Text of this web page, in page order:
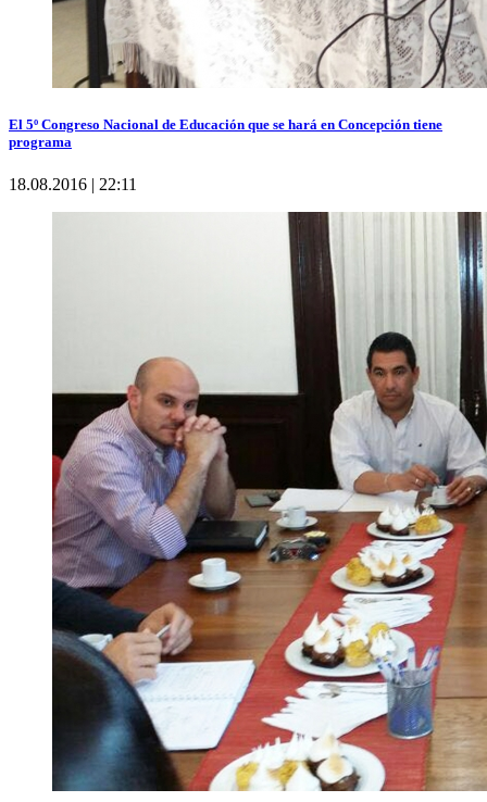
El 5º Congreso Nacional de Educación que se hará en Concepción tiene
programa
18.08.2016 | 22:11